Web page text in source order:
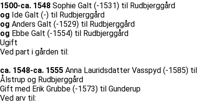
1500-ca. 1548 Sophie Galt (-1531) til Rudbjerggård
og Ide Galt (-) til Rudbjerggård
og Anders Galt (-1529) til Rudbjerggård
og Ebbe Galt (-1554) til Rudbjerggård
Ugift
Ved part i gården til:
ca. 1548-ca. 1555 Anna Lauridsdatter Vasspyd (-1585) til
Ålstrup og Rudbjerggård
Gift med Erik Grubbe (-1573) til Gunderup
Ved arv til: